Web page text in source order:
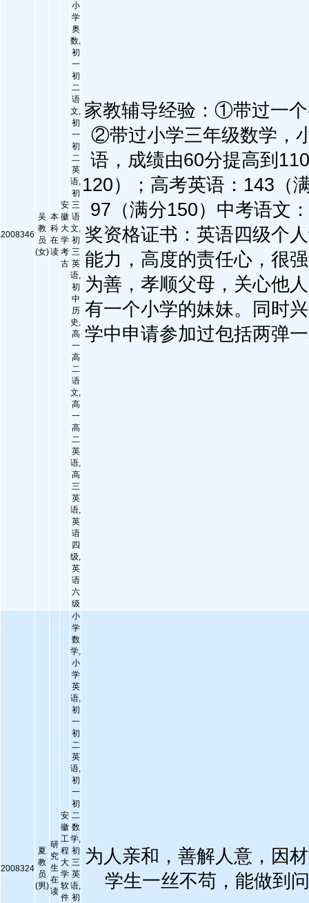
2008346
吴
教
员
(女)
本
科
在
读
安
徽
大
学
考
古
小
学
奥
数,
初
一
初
二
语
文,
初
一
初
二
英
语,
初
三
语
文,
初
三
英
语,
初
中
历
史,
高
一
高
二
语
文,
高
一
高
二
英
语,
高
三
英
语,
英
语
四
级,
英
语
六
级
家教辅导经验：①带过一
②带过小学三年级数学，
语，成绩由60分提高到
120）；高考英语：143（
97（满分150）中考语文
奖资格证书：英语四级个
能力，高度的责任心，很
为善，孝顺父母，关心他
有一个小学的妹妹。同时
学中申请参加过包括两弹
2008324
夏
教
员
(男)
研
究
生
在
读
安
徽
工
程
大
学
软
件
小
学
数
学,
小
学
英
语,
初
一
初
二
英
语,
初
一
初
二
数
学,
初
三
英
语,
初
为人亲和，善解人意，因
学生一丝不苟，能做到